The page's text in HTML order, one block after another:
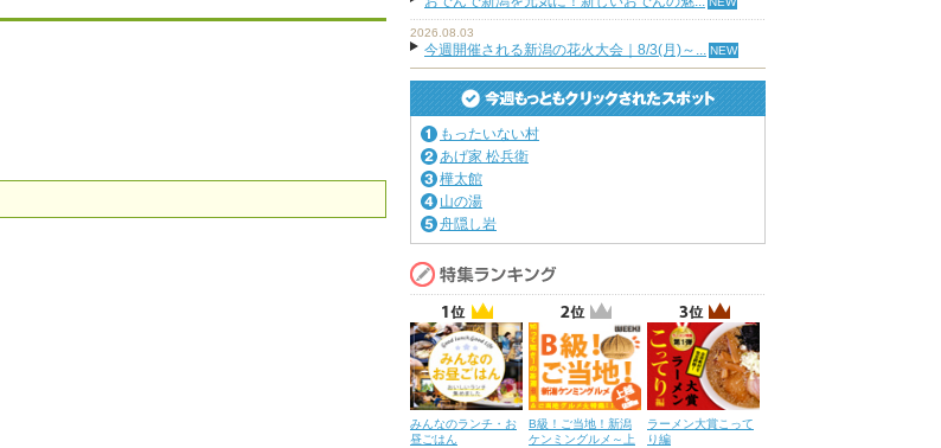
2026.08.03
今週開催される新潟の花火大会｜8/3(月)～...
もったいない村
あげ家 松兵衛
樺太館
山の湯
舟隠し岩
みんなのランチ・お
昼ごはん
B級！ご当地！新潟
ケンミングルメ～上
ラーメン大賞こって
り編